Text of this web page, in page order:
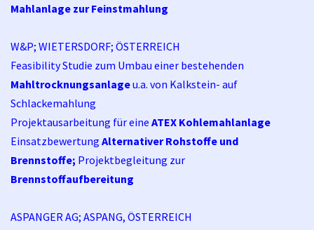
Mahlanlage zur Feinstmahlung
W&P; WIETERSDORF; ÖSTERREICH
Feasibility Studie zum Umbau einer bestehenden
Mahltrocknungsanlageu.a. von Kalkstein- auf
Schlackemahlung
Projektausarbeitung für eine ATEX Kohlemahlanlage
Einsatzbewertung Alternativer Rohstoffe und
Brennstoffe; Projektbegleitung zur
Brennstoffaufbereitung
ASPANGER AG; ASPANG, ÖSTERREICH